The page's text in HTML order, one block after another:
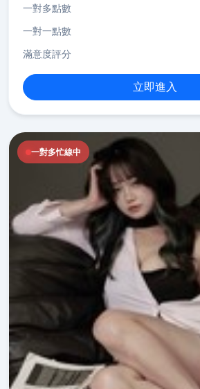
一對多點數
一對一點數
滿意度評分
立即進入
一對多忙線中